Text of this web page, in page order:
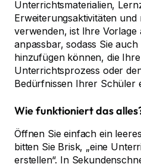
Unterrichtsmaterialien,
Erweiterungsaktivitäten und
verwenden, ist Ihre Vorlage
anpassbar, sodass Sie
hinzufügen können, die
Unterrichtsprozess oder
Bedürfnissen Ihrer Schüler
Wie funktioniert das
Öffnen Sie einfach ein
bitten Sie Brisk, „eine
erstellen“. In